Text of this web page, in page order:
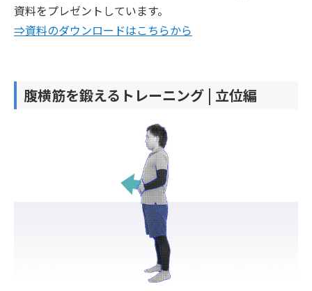
資料をプレゼントしています。
⇒資料のダウンロードはこちらから
腹横筋を鍛えるトレーニング | 立位編